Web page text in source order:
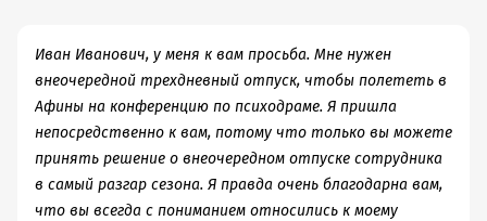
необходимо, и просить о том, что мне нужно, в то же
время понимая, что просьба не всегда означает
получение
8. Я имею право чего-то не понимать и имею право
сказать, что я не понимаю
9. В конкретной ситуации я имею право сделать выбор
в сторону "неотстаивания" своих прав и сознательно
Иван Иванович, у меня к вам просьба. Мне нужен
внеочередной трехдневный отпуск, чтобы полететь в
Афины на конференцию по психодраме. Я пришла
непосредственно к вам, потому что только вы можете
принять решение о внеочередном отпуске сотрудника
в самый разгар сезона. Я правда очень благодарна вам,
что вы всегда с пониманием относились к моему